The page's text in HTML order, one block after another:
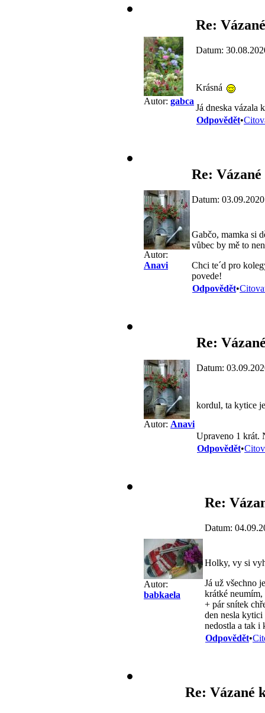
Autor: gabca
Re:
Datum:
Krásná
Já dneska vázala
Odpovědět•
Autor:
Anavi
Re:
Datum:
Gabčo, mamka si
vůbec by mě to
Chci te´d pro
povede!
Odpovědět•
Autor: Anavi
Re:
Datum:
kordul, ta kytice
Upraveno 1 krát.
Odpovědět•
Autor:
babkaela
Re:
Datum:
Holky, vy si
Já už všechno
krátké
+ pár snítek
den nesla
nedostla a tak i
Odpovědět•
Re: Vázané